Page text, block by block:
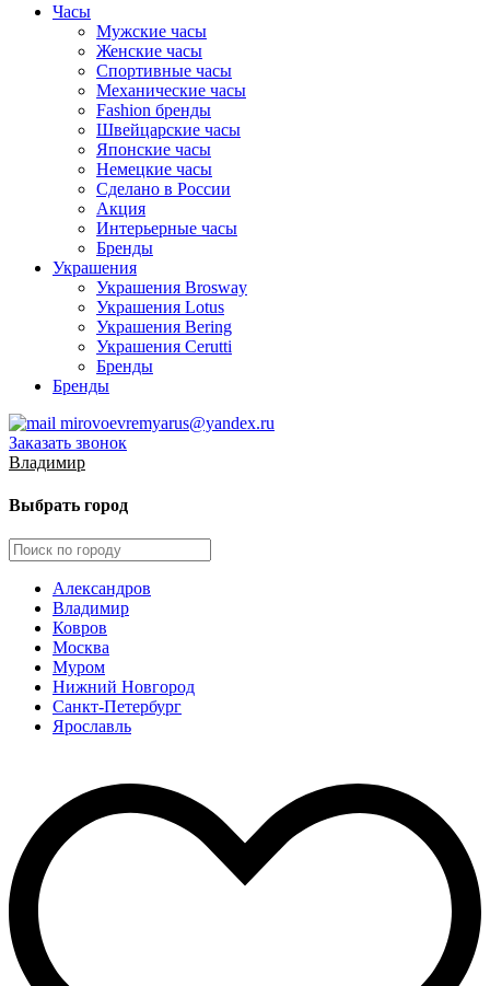
Часы
Мужские часы
Женские часы
Спортивные часы
Механические часы
Fashion бренды
Швейцарские часы
Японские часы
Немецкие часы
Сделано в России
Акция
Интерьерные часы
Бренды
Украшения
Украшения Brosway
Украшения Lotus
Украшения Bering
Украшения Cerutti
Бренды
Бренды
mirovoevremyarus@yandex.ru
Заказать звонок
Владимир
Выбрать город
Александров
Владимир
Ковров
Москва
Муром
Нижний Новгород
Санкт-Петербург
Ярославль